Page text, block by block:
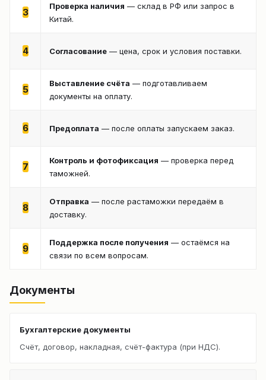
3
Проверка наличия — склад в РФ или запрос в
Китай.
4 Согласование — цена, срок и условия поставки.
5
Выставление счёта — подготавливаем
документы на оплату.
6 Предоплата — после оплаты запускаем заказ.
7
Контроль и фотофиксация — проверка перед
таможней.
8
Отправка — после растаможки передаём в
доставку.
9
Поддержка после получения — остаёмся на
связи по всем вопросам.
Документы
Бухгалтерские документы
Счёт, договор, накладная, счёт-фактура (при НДС).